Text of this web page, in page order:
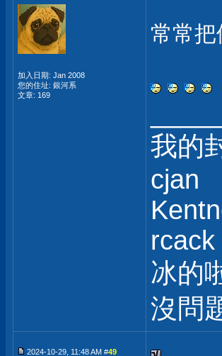
加入日期: Jan 2008
您的住址: 銀河系
文章: 169
常常
我的
cjan
rcack
冰的
沒問
2024-10-29, 11:48 AM #49